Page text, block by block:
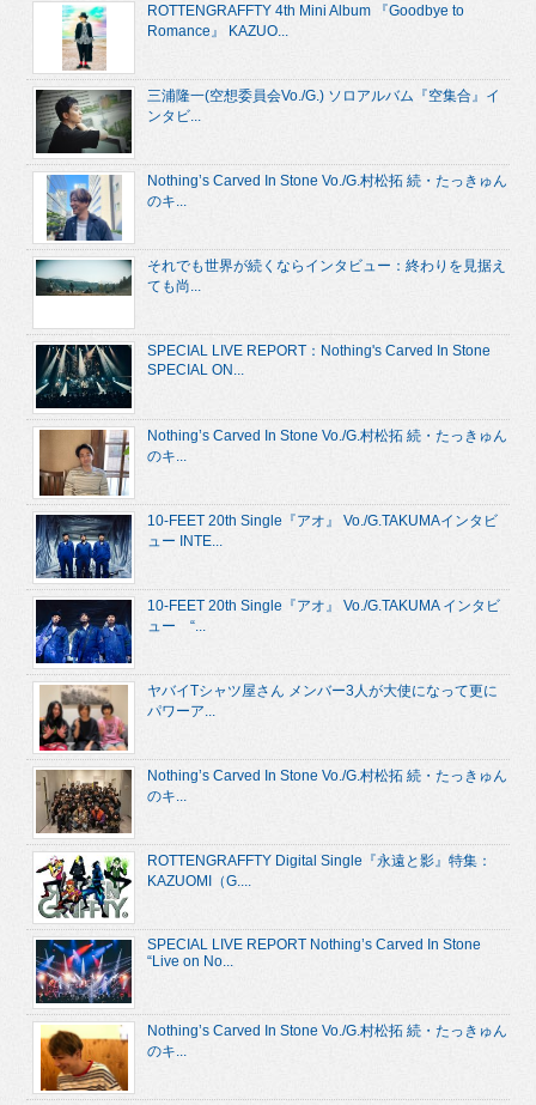
ROTTENGRAFFTY 4th Mini Album 『Goodbye to
Romance』 KAZUO...
三浦隆一(空想委員会Vo./G.) ソロアルバム『空集合』イ
ンタビ...
Nothing’s Carved In Stone Vo./G.村松拓 続・たっきゅん
のキ...
それでも世界が続くならインタビュー：終わりを見据え
ても尚...
SPECIAL LIVE REPORT：Nothing's Carved In Stone
SPECIAL ON...
Nothing’s Carved In Stone Vo./G.村松拓 続・たっきゅん
のキ...
10-FEET 20th Single『アオ』 Vo./G.TAKUMAインタビ
ュー INTE...
10-FEET 20th Single『アオ』 Vo./G.TAKUMA インタビ
ュー “...
ヤバイTシャツ屋さん メンバー3人が大使になって更に
パワーア...
Nothing’s Carved In Stone Vo./G.村松拓 続・たっきゅん
のキ...
ROTTENGRAFFTY Digital Single『永遠と影』特集：
KAZUOMI（G....
SPECIAL LIVE REPORT Nothing’s Carved In Stone
“Live on No...
Nothing’s Carved In Stone Vo./G.村松拓 続・たっきゅん
のキ...